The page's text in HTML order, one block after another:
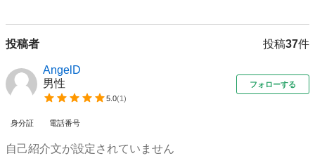
投稿者 投稿37件
AngelD
男性
5.0(1)
フォローする
身分証 電話番号
自己紹介文が設定されていません